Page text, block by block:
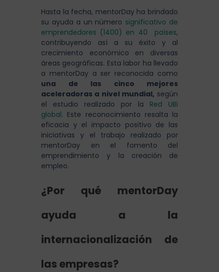
Hasta la fecha, mentorDay ha brindado
su ayuda a un número significativo de
emprendedores (1400) en 40 países,
contribuyendo así a su éxito y al
crecimiento económico en diversas
áreas geográficas. Esta labor ha llevado
a mentorDay a ser reconocida como
una de las cinco mejores
aceleradoras a nivel mundial, según
el estudio realizado por la Red UBi
global. Este reconocimiento resalta la
eficacia y el impacto positivo de las
iniciativas y el trabajo realizado por
mentorDay en el fomento del
emprendimiento y la creación de
empleo.
¿Por qué mentorDay
ayuda a la
internacionalización de
las empresas?